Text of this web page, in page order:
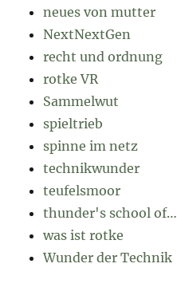
neues von mutter
NextNextGen
recht und ordnung
rotke VR
Sammelwut
spieltrieb
spinne im netz
technikwunder
teufelsmoor
thunder's school of…
was ist rotke
Wunder der Technik